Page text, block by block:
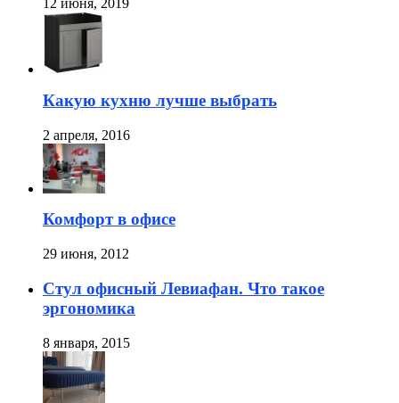
12 июня, 2019
Какую кухню лучше выбрать
2 апреля, 2016
Комфорт в офисе
29 июня, 2012
Стул офисный Левиафан. Что такое
эргономика
8 января, 2015